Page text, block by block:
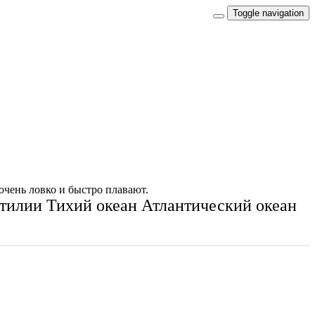
Toggle navigation
ловко и быстро плавают.
Тихий океан Атлантический океан